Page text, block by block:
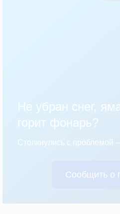
Не убран снег,
горит фонарь?
Столкнулись с проблемой
Сообщить о